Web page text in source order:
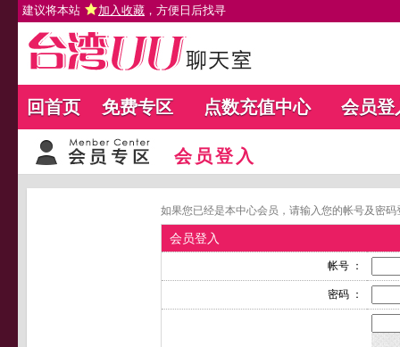
建议将本站 加入收藏 ，方便日后找寻
回首页 免费专区 点数充值中心 会员登
会员登入
如果您已经是本中心会员，请输入您的帐号及密
会员登入
帐号 ：
密码 ：